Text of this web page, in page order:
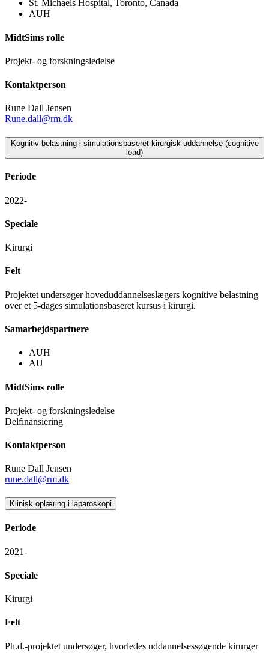
St. Michaels Hospital, Toronto, Canada
AUH
MidtSims rolle
Projekt- og forskningsledelse
Kontaktperson
Rune Dall Jensen
Rune.dall@rm.dk
Kognitiv belastning i simulationsbaseret kirurgisk uddannelse (cognitive
load)
Periode
2022-
Speciale
Kirurgi
Felt
Projektet undersøger hoveduddannelseslægers kognitive belastning
over et 5-dages simulationsbaseret kursus i kirurgi.
Samarbejdspartnere
AUH
AU
MidtSims rolle
Projekt- og forskningsledelse
Delfinansiering
Kontaktperson
Rune Dall Jensen
rune.dall@rm.dk
Klinisk oplæring i laparoskopi
Periode
2021-
Speciale
Kirurgi
Felt
Ph.d.-projektet undersøger, hvorledes uddannelsessøgende kirurger